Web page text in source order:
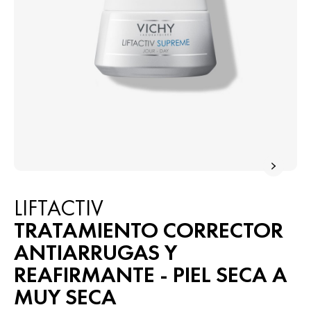
LIFTACTIV
TRATAMIENTO CORRECTOR
ANTIARRUGAS Y
REAFIRMANTE - PIEL SECA A
MUY SECA